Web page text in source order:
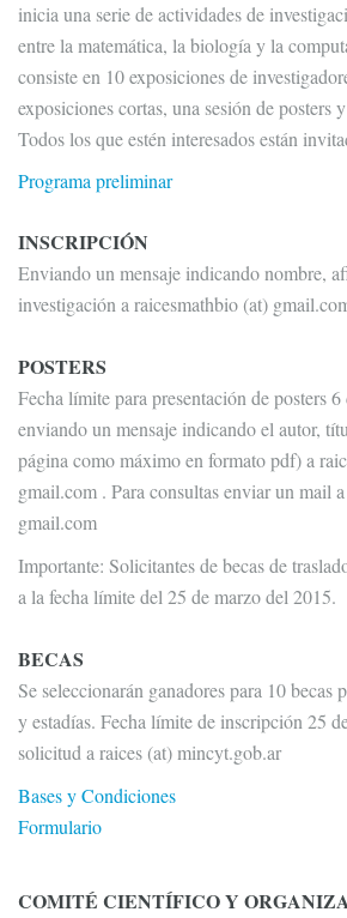
inicia una serie de actividades de
entre la matemática, la biología y la
consiste en 10 exposiciones de
exposiciones cortas, una sesión de posters
Todos los que estén interesados están
Programa preliminar
INSCRIPCIÓN
Enviando un mensaje indicando nombre,
investigación a raicesmathbio (at)
POSTERS
Fecha límite para presentación de posters
enviando un mensaje indicando el autor,
página como máximo en formato pdf) a
gmail.com . Para consultas enviar un mail
gmail.com
Importante: Solicitantes de becas de
a la fecha límite del 25 de marzo del 2015.
BECAS
Se seleccionarán ganadores para 10 becas
y estadías. Fecha límite de inscripción 25
solicitud a raices (at) mincyt.gob.ar
Bases y Condiciones
Formulario
COMITÉ CIENTÍFICO Y